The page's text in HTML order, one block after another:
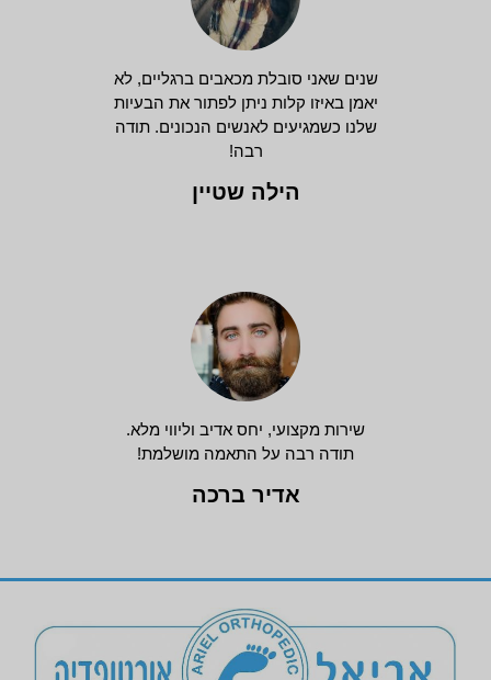
שנים שאני סובלת מכאבים ברגליים, לא
יאמן באיזו קלות ניתן לפתור את הבעיות
שלנו כשמגיעים לאנשים הנכונים. תודה
רבה!
הילה שטיין
שירות מקצועי, יחס אדיב וליווי מלא.
תודה רבה על התאמה מושלמת!
אדיר ברכה